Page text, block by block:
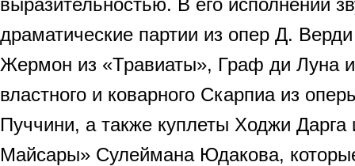
выразительностью. В его исполнении
драматические партии из опер Д.
Жермон из «Травиаты», Граф ди Луна
властного и коварного Скарпиа из
Пуччини, а также куплеты Ходжи
Майсары» Сулеймана Юдакова,